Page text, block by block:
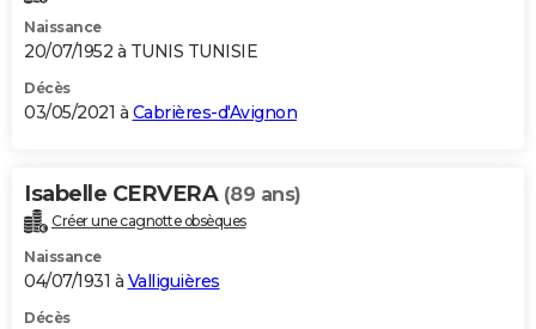
Naissance
20/07/1952 à TUNIS TUNISIE
Décès
03/05/2021 à Cabrières-d'Avignon
Isabelle CERVERA (89 ans)
Créer une cagnotte obsèques
Naissance
04/07/1931 à Valliguières
Décès